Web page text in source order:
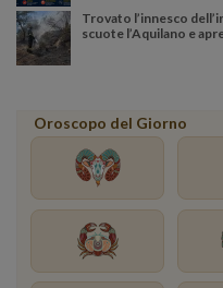
Trovato l’innesco
scuote l’Aquilano e
Oroscopo del Giorno